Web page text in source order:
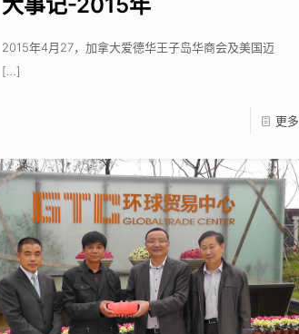
2015年4月27，加拿大爱德华王子岛华商会及美国迈
[…]
更多